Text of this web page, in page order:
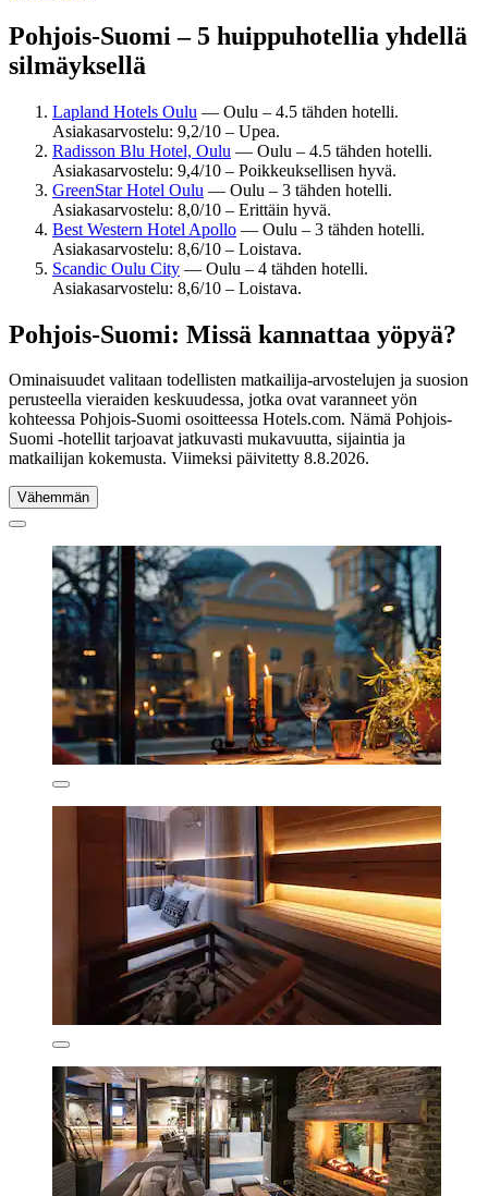
Pohjois-Suomi – 5 huippuhotellia yhdellä
silmäyksellä
Lapland Hotels Oulu — Oulu – 4.5 tähden hotelli.
Asiakasarvostelu: 9,2/10 – Upea.
Radisson Blu Hotel, Oulu — Oulu – 4.5 tähden hotelli.
Asiakasarvostelu: 9,4/10 – Poikkeuksellisen hyvä.
GreenStar Hotel Oulu — Oulu – 3 tähden hotelli.
Asiakasarvostelu: 8,0/10 – Erittäin hyvä.
Best Western Hotel Apollo — Oulu – 3 tähden hotelli.
Asiakasarvostelu: 8,6/10 – Loistava.
Scandic Oulu City — Oulu – 4 tähden hotelli.
Asiakasarvostelu: 8,6/10 – Loistava.
Pohjois-Suomi: Missä kannattaa yöpyä?
Ominaisuudet valitaan todellisten matkailija-arvostelujen ja suosion
perusteella vieraiden keskuudessa, jotka ovat varanneet yön
kohteessa Pohjois-Suomi osoitteessa Hotels.com. Nämä Pohjois-
Suomi -hotellit tarjoavat jatkuvasti mukavuutta, sijaintia ja
matkailijan kokemusta. Viimeksi päivitetty 8.8.2026.
Vähemmän